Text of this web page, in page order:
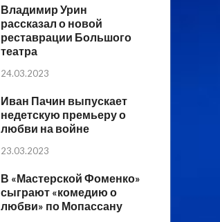
Владимир Урин
рассказал о новой
реставрации Большого
театра
24.03.2023
Иван Пачин выпускает
недетскую премьеру о
любви на войне
23.03.2023
В «Мастерской Фоменко»
сыграют «комедию о
любви» по Мопассану